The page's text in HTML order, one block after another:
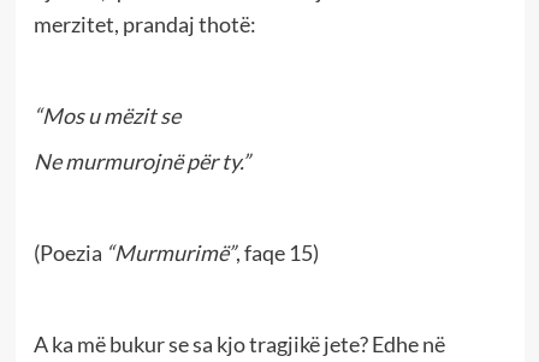
merzitet, prandaj thotë:
“Mos u mëzit se
Ne murmurojnë për ty.”
(Poezia “Murmurimë”, faqe 15)
A ka më bukur se sa kjo tragjikë jete? Edhe në